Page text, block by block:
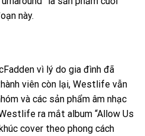
này.
vì lý do gia đình đã
viên còn lại, Westlife vẫn
và các sản phẩm âm nhạc
ra mắt album “Allow Us
cover theo phong cách